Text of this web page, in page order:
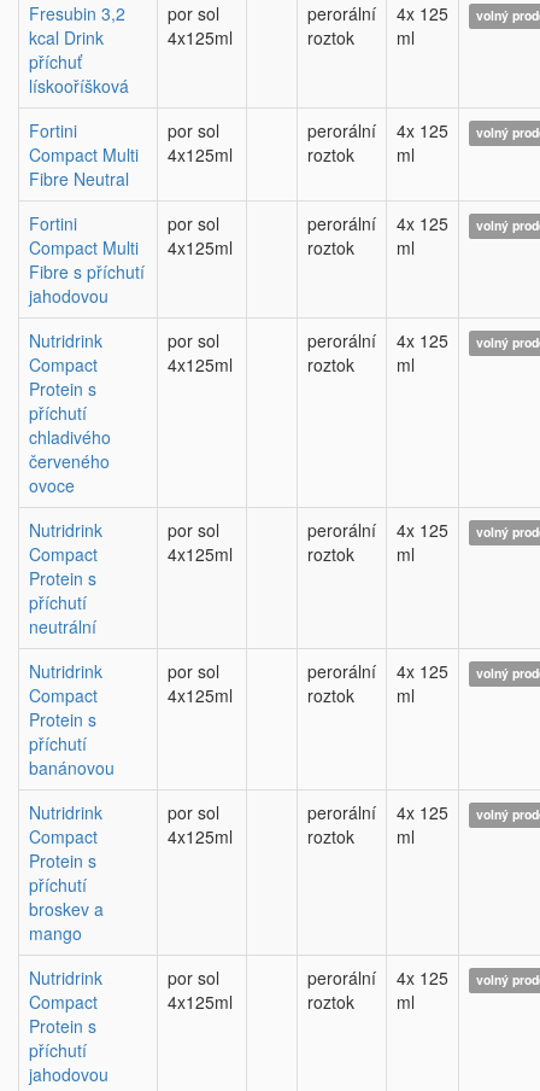
Fresubin 3,2
kcal Drink
příchuť
lískooříšková
por sol
4x125ml
perorální
roztok
4x 125
ml
volný
Fortini
Compact Multi
Fibre Neutral
por sol
4x125ml
perorální
roztok
4x 125
ml
volný
Fortini
Compact Multi
Fibre s příchutí
jahodovou
por sol
4x125ml
perorální
roztok
4x 125
ml
volný
Nutridrink
Compact
Protein s
příchutí
chladivého
červeného
ovoce
por sol
4x125ml
perorální
roztok
4x 125
ml
volný
Nutridrink
Compact
Protein s
příchutí
neutrální
por sol
4x125ml
perorální
roztok
4x 125
ml
volný
Nutridrink
Compact
Protein s
příchutí
banánovou
por sol
4x125ml
perorální
roztok
4x 125
ml
volný
Nutridrink
Compact
Protein s
příchutí
broskev a
mango
por sol
4x125ml
perorální
roztok
4x 125
ml
volný
Nutridrink
Compact
Protein s
příchutí
jahodovou
por sol
4x125ml
perorální
roztok
4x 125
ml
volný